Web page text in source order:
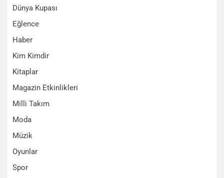
Dünya Kupası
Eğlence
Haber
Kim Kimdir
Kitaplar
Magazin Etkinlikleri
Milli Takım
Moda
Müzik
Oyunlar
Spor